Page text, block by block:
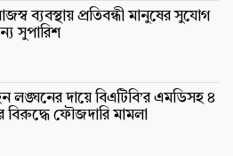
ব্যবস্থায় প্রতিবন্ধী মানুষের সুযোগ
সুপারিশ
লঙ্ঘনের দায়ে বিএটিবি’র এমডিসহ ৪
বিরুদ্ধে ফৌজদারি মামলা